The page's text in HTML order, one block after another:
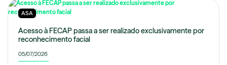
ASA
Acesso à FECAP passa a ser realizado exclusivamente por
reconhecimento facial
05/07/2026